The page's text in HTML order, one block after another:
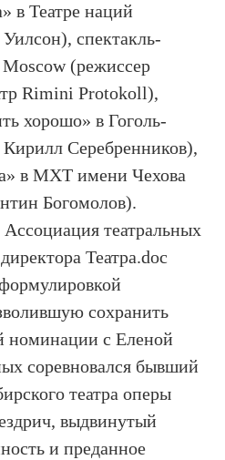
в Театре наций
спектакль-
(режиссер
Rimini Protokoll),
хорошо» в Гоголь-
Серебренников),
в МХТ имени Чехова
Богомолов).
театральных
Театра.doc
сохранить
номинации с Еленой
соревновался бывший
театра оперы
выдвинутый
и преданное